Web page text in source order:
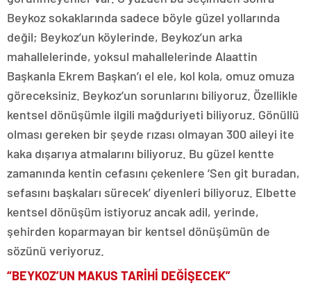
Beykoz sokaklarında sadece böyle güzel yollarında
değil; Beykoz’un köylerinde, Beykoz’un arka
mahallelerinde, yoksul mahallelerinde Alaattin
Başkanla Ekrem Başkan’ı el ele, kol kola, omuz omuza
göreceksiniz. Beykoz’un sorunlarını biliyoruz. Özellikle
kentsel dönüşümle ilgili mağduriyeti biliyoruz. Gönüllü
olması gereken bir şeyde rızası olmayan 300 aileyi ite
kaka dışarıya atmalarını biliyoruz. Bu güzel kentte
zamanında kentin cefasını çekenlere ‘Sen git buradan,
sefasını başkaları sürecek’ diyenleri biliyoruz. Elbette
kentsel dönüşüm istiyoruz ancak adil, yerinde,
şehirden koparmayan bir kentsel dönüşümün de
sözünü veriyoruz.
“BEYKOZ’UN MAKUS TARİHİ DEĞİŞECEK”